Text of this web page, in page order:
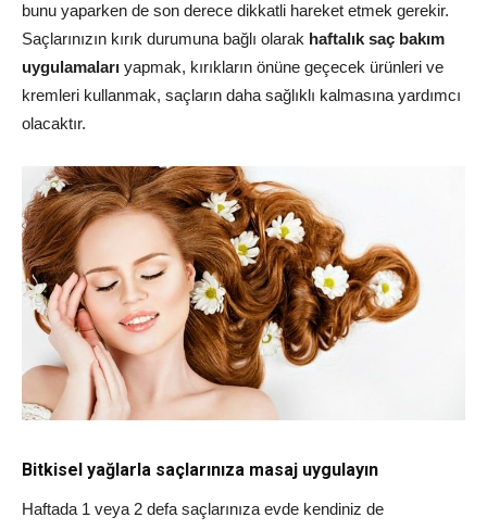
bunu yaparken de son derece dikkatli hareket etmek gerekir.
Saçlarınızın kırık durumuna bağlı olarak haftalık saç bakım
uygulamaları yapmak, kırıkların önüne geçecek ürünleri ve
kremleri kullanmak, saçların daha sağlıklı kalmasına yardımcı
olacaktır.
Bitkisel yağlarla saçlarınıza masaj uygulayın
Haftada 1 veya 2 defa saçlarınıza evde kendiniz de